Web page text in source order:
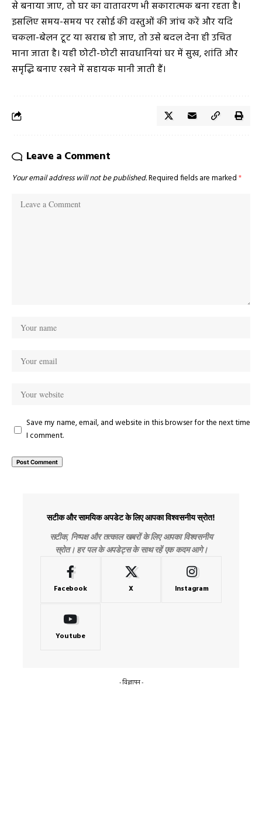
से बनाया जाए, तो घर का वातावरण भी सकारात्मक बना रहता है।
इसलिए समय-समय पर रसोई की वस्तुओं की जांच करें और यदि
चकला-बेलन टूट या खराब हो जाए, तो उसे बदल देना ही उचित
माना जाता है। यही छोटी-छोटी सावधानियां घर में सुख, शांति और
समृद्धि बनाए रखने में सहायक मानी जाती हैं।
Leave a Comment
Your email address will not be published.Required fields are marked*
Save my name, email, and website in this browser for the next time
I comment.
सटीक और सामयिक अपडेट के लिए आपका विश्वसनीय स्रोत!
सटीक, निष्पक्ष और तत्काल खबरों के लिए आपका विश्वसनीय
स्रोत। हर पल के अपडेट्स के साथ रहें एक कदम आगे।
Facebook X Instagram
Youtube
- विज्ञापन -